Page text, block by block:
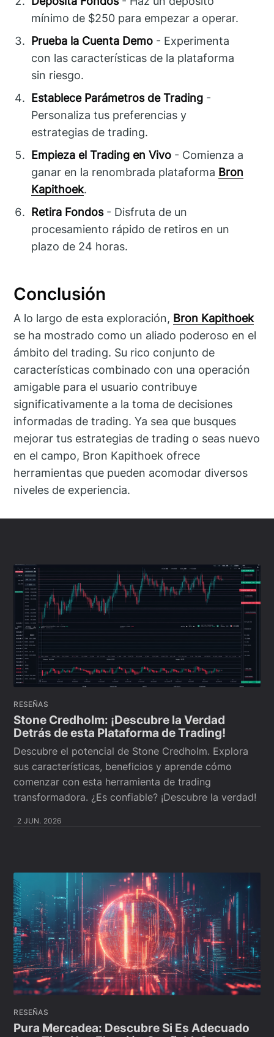
mínimo de $250 para empezar a operar.
Prueba la Cuenta Demo - Experimenta
con las características de la plataforma
sin riesgo.
Establece Parámetros de Trading -
Personaliza tus preferencias y
estrategias de trading.
Empieza el Trading en Vivo - Comienza a
ganar en la renombrada plataforma Bron
Kapithoek.
Retira Fondos- Disfruta de un
procesamiento rápido de retiros en un
plazo de 24 horas.
Conclusión
A lo largo de esta exploración, Bron Kapithoek
se ha mostrado como un aliado poderoso en el
ámbito del trading. Su rico conjunto de
características combinado con una operación
amigable para el usuario contribuye
significativamente a la toma de decisiones
informadas de trading. Ya sea que busques
mejorar tus estrategias de trading o seas nuevo
en el campo, Bron Kapithoek ofrece
herramientas que pueden acomodar diversos
niveles de experiencia.
RESEÑAS
Stone Credholm: ¡Descubre la Verdad
Detrás de esta Plataforma de Trading!
Descubre el potencial de Stone Credholm. Explora
sus características, beneficios y aprende cómo
comenzar con esta herramienta de trading
transformadora. ¿Es confiable? ¡Descubre la verdad!
2 JUN. 2026
RESEÑAS
Pura Mercadea: Descubre Si Es Adecuado